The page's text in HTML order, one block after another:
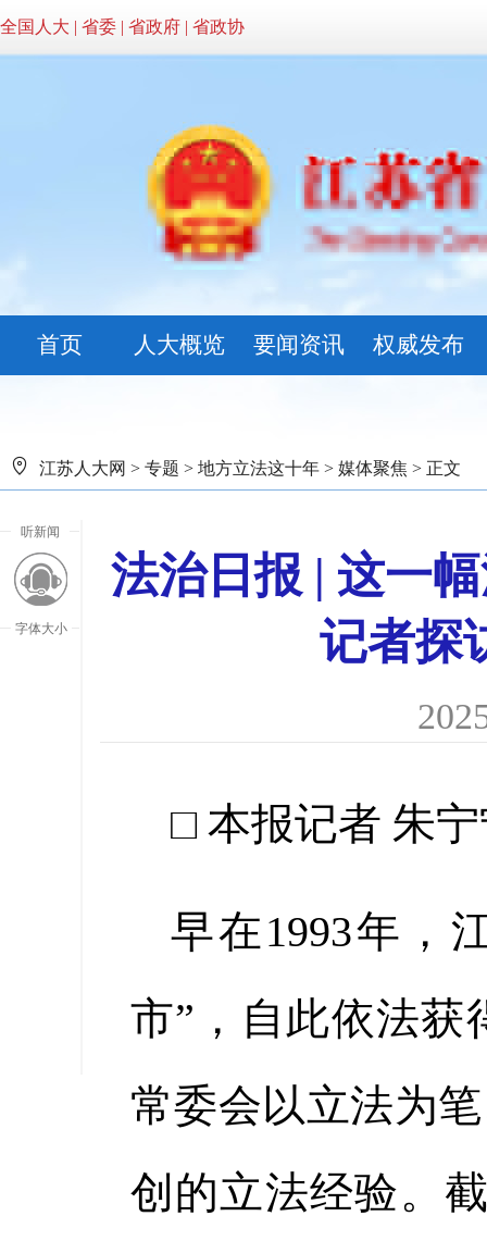
全国人大 | 省委 | 省政府 | 省政协
首页 人大概览 要闻资讯 权威发布
江苏人大网 > 专题 > 地方立法这十年 > 媒体聚焦 > 正文
听新闻
字体大小
法治日报 | 这一
记者探
□ 本报记者 朱
早在1993年，
市”，自此依法获
常委会以立法为
创的立法经验。